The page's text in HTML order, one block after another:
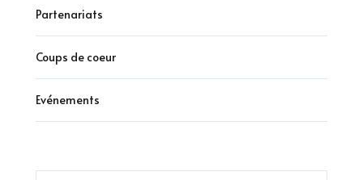
Partenariats
Coups de coeur
Evénements